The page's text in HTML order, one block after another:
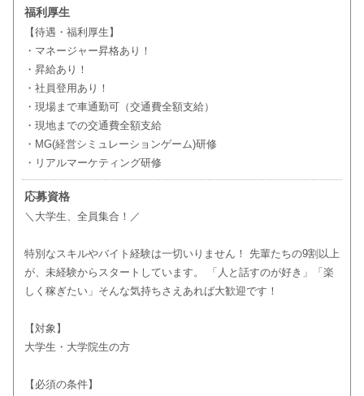
福利厚生
【待遇・福利厚生】
・マネージャー昇格あり！
・昇給あり！
・社員登用あり！
・現場まで車通勤可（交通費全額支給）
・現地までの交通費全額支給
・MG(経営シミュレーションゲーム)研修
・リアルマーケティング研修
応募資格
＼大学生、全員集合！／
特別なスキルやバイト経験は一切いりません！ 先輩たちの9割以上
が、未経験からスタートしています。 「人と話すのが好き」「楽
しく稼ぎたい」そんな気持ちさえあれば大歓迎です！
【対象】
大学生・大学院生の方
【必須の条件】